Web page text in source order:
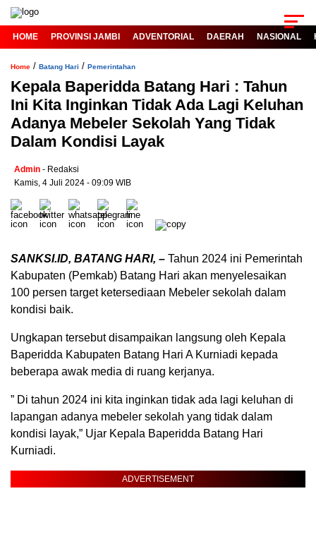
HOME PROVINSI JAMBI ADVENTORIAL DAERAH NASIONAL
Home / Batang Hari / Pemerintahan
Kepala Baperidda Batang Hari : Tahun
Ini Kita Inginkan Tidak Ada Lagi Keluhan
Adanya Mebeler Sekolah Yang Tidak
Dalam Kondisi Layak
Admin - Redaksi
Kamis, 4 Juli 2024 - 09:09 WIB
SANKSI.ID, BATANG HARI, – Tahun 2024 ini Pemerintah
Kabupaten (Pemkab) Batang Hari akan menyelesaikan
100 persen target ketersediaan Mebeler sekolah dalam
kondisi baik.
Ungkapan tersebut disampaikan langsung oleh Kepala
Baperidda Kabupaten Batang Hari A Kurniadi kepada
beberapa awak media di ruang kerjanya.
” Di tahun 2024 ini kita inginkan tidak ada lagi keluhan di
lapangan adanya mebeler sekolah yang tidak dalam
kondisi layak,” Ujar Kepala Baperidda Batang Hari
Kurniadi.
ADVERTISEMENT